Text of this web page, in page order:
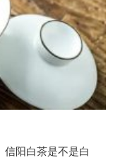
信阳白茶是不是白